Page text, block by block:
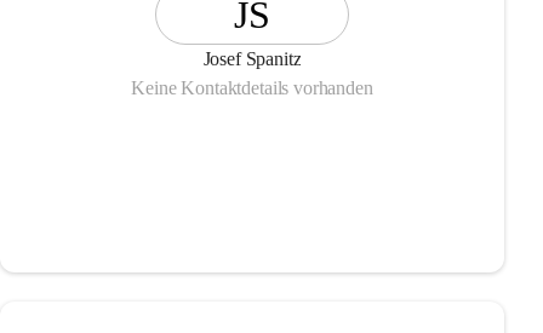
JS
Josef Spanitz
Keine Kontaktdetails vorhanden